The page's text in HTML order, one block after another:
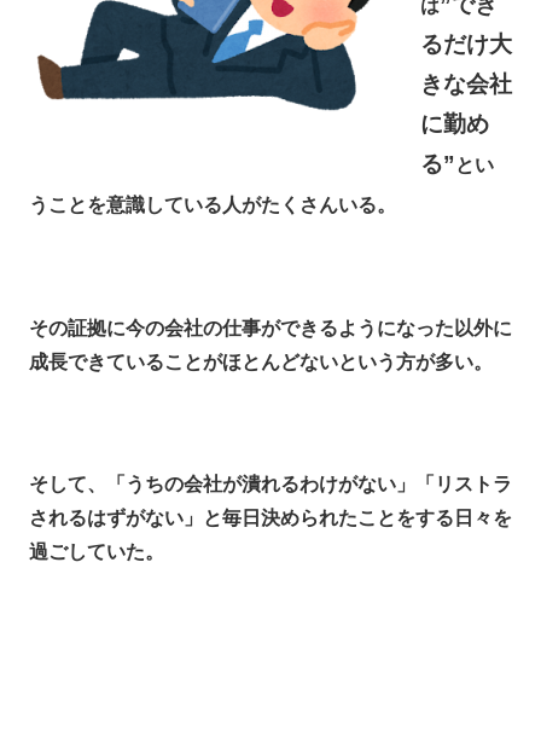
は
るだけ大
きな会社
に勤め
る” とい
うことを意識している人がたくさんいる。
その証拠に今の会社の仕事ができるようになった以外に
成長できていることがほとんどないという方が多い。
そして、「うちの会社が潰れるわけがない」「リストラ
されるはずがない」と毎日決められたことをする日々を
過ごしていた。